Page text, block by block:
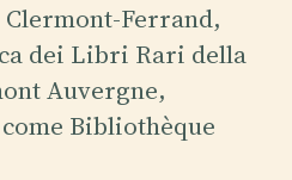
Ferrand,
dei Libri Rari della
Auvergne,
Bibliothèque